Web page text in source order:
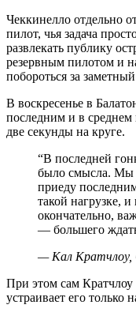
Чеккинелло отдельно
пилот, чья задача
развлекать публику
резервным пилотом и
побороться за заметный
В воскресенье в
последним и в
две секунды на круге.
“В последней
было смысла. Мы
приеду
такой нагрузке,
окончательно,
— большего
— Кал Кратчлоу,
При этом сам Кратчлоу
устраивает его